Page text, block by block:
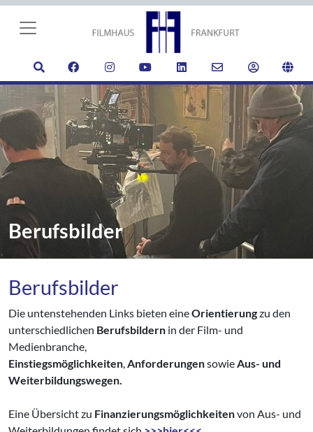
Berufsbilder
Berufsbilder
Die untenstehenden Links bieten eineOrientierungzu den
unterschiedlichen Berufsbildern in der Film- und
Medienbranche,
Einstiegsmöglichkeiten,AnforderungensowieAus- und
Weiterbildungswegen.
Eine Übersicht zu Finanzierungsmöglichkeitenvon Aus- und